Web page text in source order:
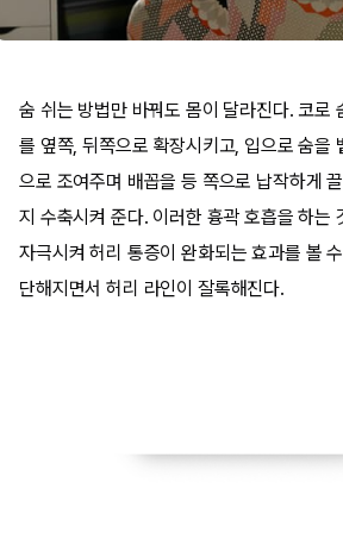
숨 쉬는 방법만 바꿔도 몸이 달라진다. 코로
를 옆쪽, 뒤쪽으로 확장시키고, 입으로 숨을
으로 조여주며 배꼽을 등 쪽으로 납작하게
지 수축시켜 준다. 이러한 흉곽 호흡을 하는
자극시켜 허리 통증이 완화되는 효과를 볼
단해지면서 허리 라인이 잘록해진다.